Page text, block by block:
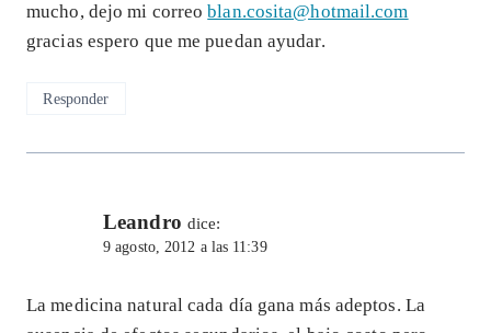
mucho, dejo mi correoblan.cosita@hotmail.com
gracias espero que me puedan ayudar.
Responder
Leandro dice:
9 agosto, 2012 a las 11:39
La medicina natural cada día gana más adeptos. La